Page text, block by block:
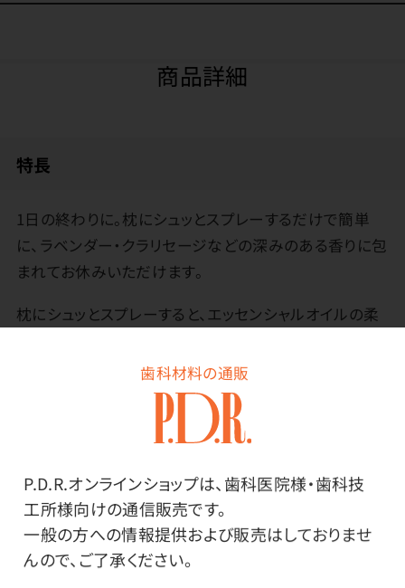
歯科材料の通販
P.D.R.オンラインショップは、歯科医院様・歯科技
工所様向けの通信販売です。
一般の方への情報提供および販売はしておりませ
んので、ご了承ください。
商品詳細
特長
1日の終わりに。枕にシュッとスプレーするだけで簡単
に、ラベンダー・クラリセージなどの深みのある香りに包
まれてお休みいただけます。
枕にシュッとスプレーすると、エッセンシャルオイルの柔
１日の終わりには、ピロースプレーを枕にシュッのおやす
み儀式で、気持ちのモードを切り替えましょう。
枕から20cmほど離して1～2回スプレーしてください。ス
プレー後は布地の表面が乾いていることを確認してから
お使いください。枕の上にタオルをのせ、その上にスプレ
ーをする使用方法がおすすめです。